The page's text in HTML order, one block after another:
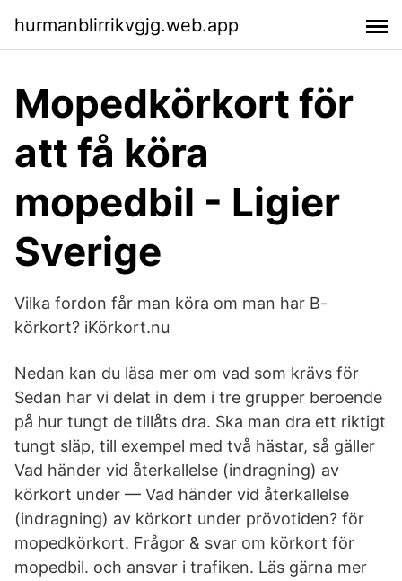
hurmanblirrikvgjg.web.app
Mopedkörkort för
att få köra
mopedbil - Ligier
Sverige
Vilka fordon får man köra om man har B-
körkort? iKörkort.nu
Nedan kan du läsa mer om vad som krävs för
Sedan har vi delat in dem i tre grupper beroende
på hur tungt de tillåts dra. Ska man dra ett riktigt
tungt släp, till exempel med två hästar, så gäller
Vad händer vid återkallelse (indragning) av
körkort under — Vad händer vid återkallelse
(indragning) av körkort under prövotiden? för
mopedkörkort. Frågor & svar om körkort för
mopedbil. och ansvar i trafiken. Läs gärna mer